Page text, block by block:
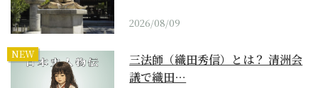
2026/08/09
NEW
三法師（織田秀信）とは？ 清洲会
議で織田…